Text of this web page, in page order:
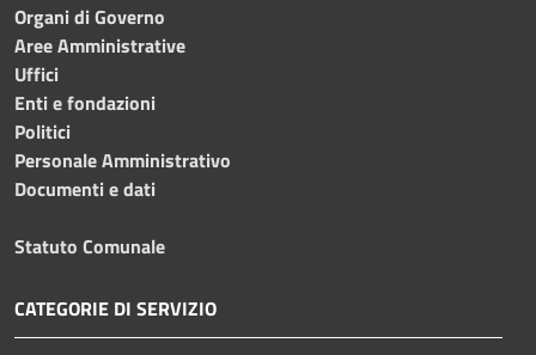
Organi di Governo
Aree Amministrative
Uffici
Enti e fondazioni
Politici
Personale Amministrativo
Documenti e dati
Statuto Comunale
CATEGORIE DI SERVIZIO